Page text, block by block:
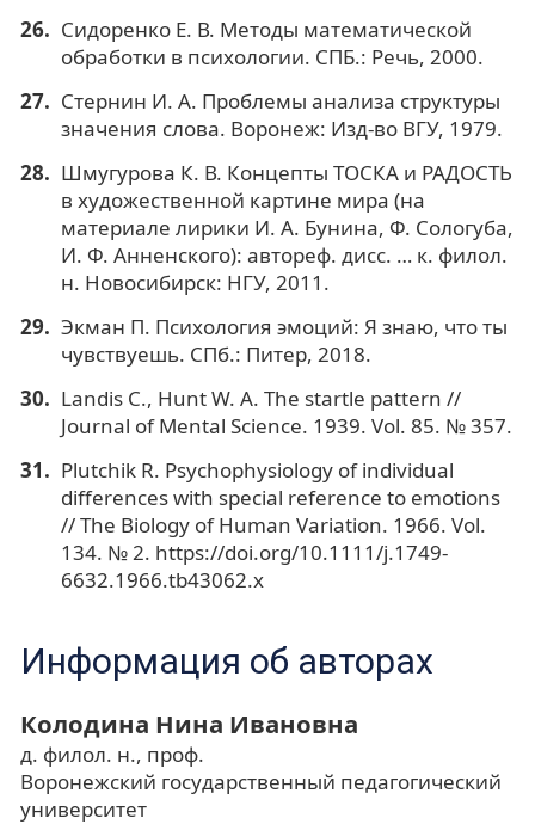
Сидоренко Е. В. Методы математической
обработки в психологии. СПБ.: Речь, 2000.
Стернин И. А. Проблемы анализа структуры
значения слова. Воронеж: Изд-во ВГУ, 1979.
Шмугурова К. В. Концепты ТОСКА и РАДОСТЬ
в художественной картине мира (на
материале лирики И. А. Бунина, Ф. Сологуба,
И. Ф. Анненского): автореф. дисс. … к. филол.
н. Новосибирск: НГУ, 2011.
Экман П. Психология эмоций: Я знаю, что ты
чувствуешь. СПб.: Питер, 2018.
Landis C., Hunt W. A. The startle pattern //
Journal of Mental Science. 1939. Vol. 85. № 357.
Plutchik R. Psychophysiology of individual
differences with special reference to emotions
// The Biology of Human Variation. 1966. Vol.
134. № 2. https://doi.org/10.1111/j.1749-
6632.1966.tb43062.x
Информация об авторах
Колодина Нина Ивановна
д. филол. н., проф.
Воронежский государственный педагогический
университет